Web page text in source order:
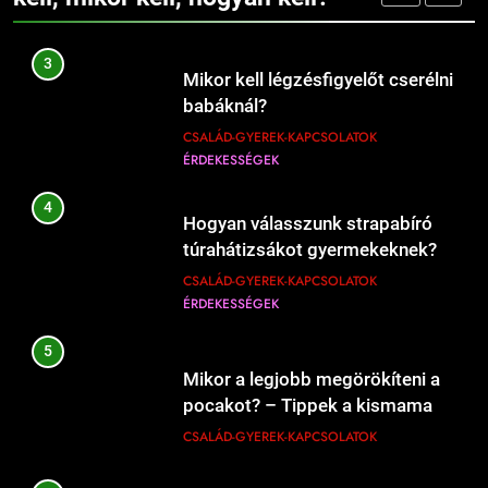
ÉRDEKESSÉGEK
4
Hogyan válasszunk strapabíró
túrahátizsákot gyermekeknek?
CSALÁD-GYEREK-KAPCSOLATOK
ÉRDEKESSÉGEK
5
Mikor a legjobb megörökíteni a
pocakot? – Tippek a kismama
fotózás időzítéséhez
CSALÁD-GYEREK-KAPCSOLATOK
6
Mikor kell szóvá tenni, ha valami
bánt?
CSALÁD-GYEREK-KAPCSOLATOK
ÉRDEKESSÉGEK
Mi kell a hamburgerbe?
ÉRDEKESSÉGEK
Mikor kell új éttermeket
kipróbálni?
ÉRDEKESSÉGEK
liter tejből – Megéri a macerát?
ÉRDEKESSÉGEK ÉTEL-ITAL